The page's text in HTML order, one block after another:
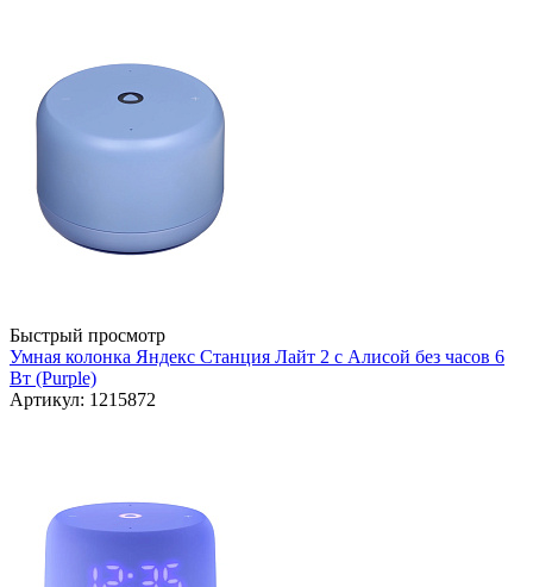
Быстрый просмотр
Умная колонка Яндекс Станция Лайт 2 с Алисой без часов 6
Вт (Purple)
Артикул: 1215872